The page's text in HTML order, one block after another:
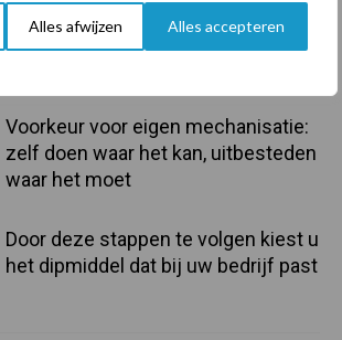
Alles afwijzen Alles accepteren
Pöttinger introduceert compacte
dubbelrotor-zwadhark in de hef
Voorkeur voor eigen mechanisatie:
zelf doen waar het kan, uitbesteden
waar het moet
Door deze stappen te volgen kiest u
het dipmiddel dat bij uw bedrijf past